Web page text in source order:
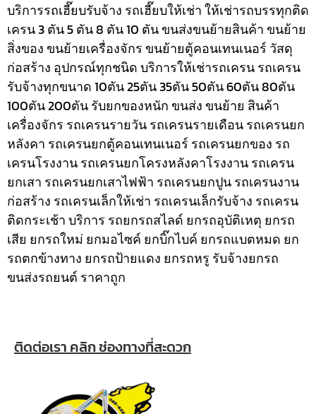
บริการรถเฮี๊ยบรับจ้าง รถเฮี๊ยบให้เช่า ให้เช่ารถบรรทุกติด
เครน 3 ตัน 5 ตัน 8 ตัน 10 ตัน ขนส่งขนย้ายสินค้า ขนย้าย
สิ่งของ ขนย้ายเครื่องจักร ขนย้ายตู้คอนเทนเนอร์ วัสดุ
ก่อสร้าง อุปกรณ์ทุกชนิดบริการให้เช่ารถเครน รถเครน
รับจ้างทุกขนาด 10ตัน 25ตัน 35ตัน 50ตัน 60ตัน 80ตัน
100ตัน 200ตัน รับยกของหนัก ขนส่ง ขนย้าย สินค้า
เครื่องจักร รถเครนรายวัน รถเครนรายเดือน รถเครนยก
หลังคา รถเครนยกตู้คอนเทนเนอร์ รถเครนยกของ รถ
เครนโรงงาน รถเครนยกโครงหลังคาโรงงาน รถเครน
ยกเสา รถเครนยกเสาไฟฟ้า รถเครนยกปูน รถเครนงาน
ก่อสร้าง รถเครนเล็กให้เช่า รถเครนเล็กรับจ้าง รถเครน
ติดกระเช้าบริการ รถยกรถสไลด์ ยกรถอุบัติเหตุ ยกรถ
เสีย ยกรถใหม่ ยกมอไซค์ ยกบิ๊กไบค์ ยกรถแบตหมด ยก
รถตกข้างทาง ยกรถป้ายแดง ยกรถหรู รับจ้างยกรถ
ขนส่งรถยนต์ ราคาถูก
ติดต่อเรา คลิก ช่องทางที่สะดวก